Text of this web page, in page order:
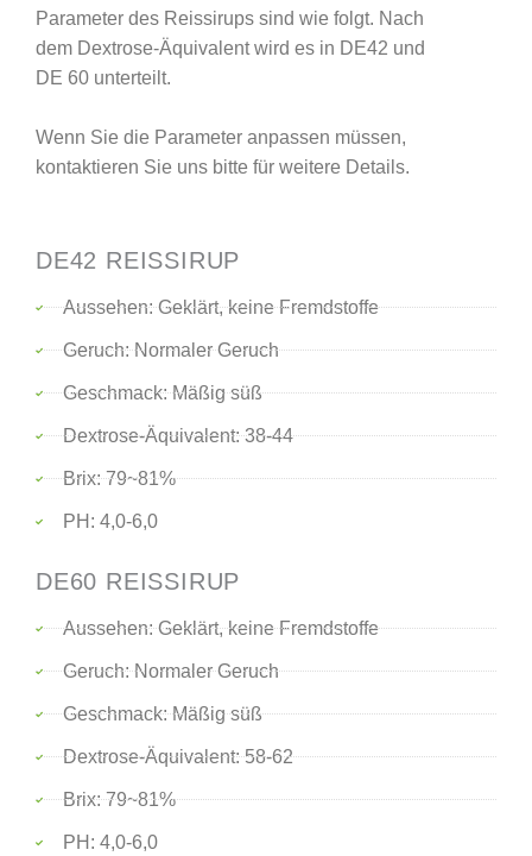
Parameter des Reissirups sind wie folgt. Nach
dem Dextrose-Äquivalent wird es in DE42 und
DE 60 unterteilt.
Wenn Sie die Parameter anpassen müssen,
kontaktieren Sie uns bitte für weitere Details.
DE42 REISSIRUP
Aussehen: Geklärt, keine Fremdstoffe
Geruch: Normaler Geruch
Geschmack: Mäßig süß
Dextrose-Äquivalent: 38-44
Brix: 79~81%
PH: 4,0-6,0
DE60 REISSIRUP
Aussehen: Geklärt, keine Fremdstoffe
Geruch: Normaler Geruch
Geschmack: Mäßig süß
Dextrose-Äquivalent: 58-62
Brix: 79~81%
PH: 4,0-6,0